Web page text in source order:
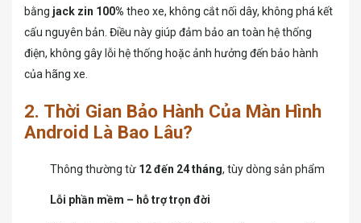
bằng jack zin 100% theo xe, không cắt nối dây, không phá kết
cấu nguyên bản. Điều này giúp đảm bảo an toàn hệ thống
điện, không gây lỗi hệ thống hoặc ảnh hưởng đến bảo hành
của hãng xe.
2. Thời Gian Bảo Hành Của Màn Hình
Android Là Bao Lâu?
Thông thường từ 12 đến 24 tháng, tùy dòng sản phẩm
Lỗi phần mềm – hỗ trợ trọn đời